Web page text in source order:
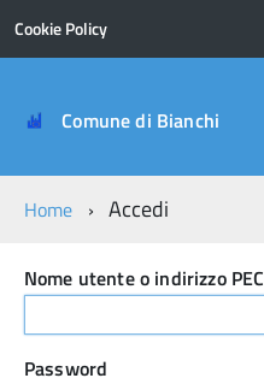
Cookie Policy
Comune di Bianchi
Home Accedi
Nome utente o indirizzo PEC
Password